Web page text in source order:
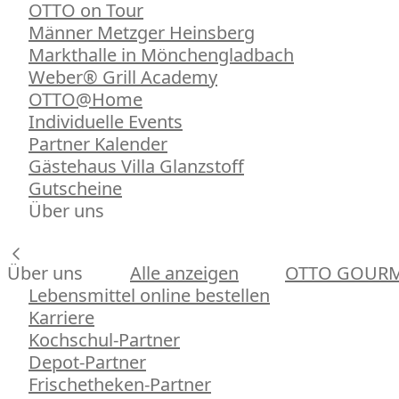
OTTO on Tour
Männer Metzger Heinsberg
Markthalle in Mönchengladbach
Weber® Grill Academy
OTTO@Home
Individuelle Events
Partner Kalender
Gästehaus Villa Glanzstoff
Gutscheine
Über uns
Über uns Alle anzeigen
OTTO
Lebensmittel online bestellen
Karriere
Kochschul-Partner
Depot-Partner
Frischetheken-Partner